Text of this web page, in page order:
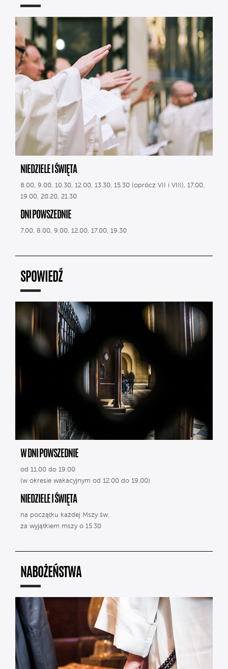
NIEDZIELE I ŚWIĘTA
8.00, 9.00, 10.30, 12.00, 13.30, 15.30 (oprócz VII i VIII), 17.00,
19.00, 20.20, 21.30
DNI POWSZEDNIE
7.00, 8.00, 9.00, 12.00, 17.00, 19.30
SPOWIEDŹ
W DNI POWSZEDNIE
od 11.00 do 19.00
(w okresie wakacyjnym od 12.00 do 19.00)
NIEDZIELE I ŚWIĘTA
na początku każdej Mszy św.
za wyjątkiem mszy o 15.30
NABOŻEŃSTWA